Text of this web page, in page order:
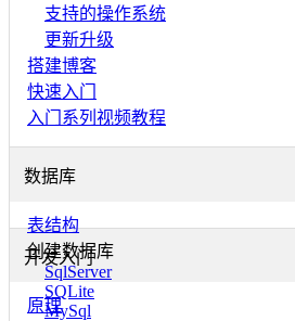
支持的操作系统
更新升级
搭建博客
快速入门
入门系列视频教程
数据库
表结构
创建数据库
SqlServer
SQLite
MySql
开发入门
原理